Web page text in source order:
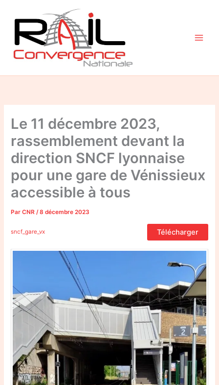
contenu
Le 11 décembre 2023,
rassemblement devant la
direction SNCF lyonnaise
pour une gare de Vénissieux
accessible à tous
ParCNR/8 décembre 2023
sncf_gare_vx Télécharger